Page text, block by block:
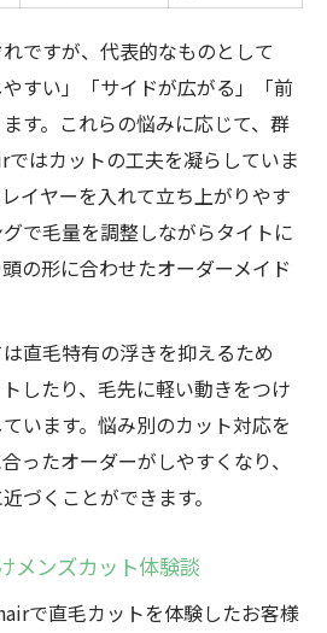
ですが、代表的なものとして
やすい」「サイドが広がる」「前
す。これらの悩みに応じて、群
はカットの工夫を凝らしていま
イヤーを入れて立ち上がりやす
で毛量を調整しながらタイトに
の形に合わせたオーダーメイド
直毛特有の浮きを抑えるため
したり、毛先に軽い動きをつけ
います。悩み別のカット対応を
ったオーダーがしやすくなり、
づくことができます。
メンズカット体験談
で直毛カットを体験したお客様